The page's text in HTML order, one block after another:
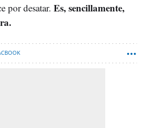
por desatar. Es, sencillamente,